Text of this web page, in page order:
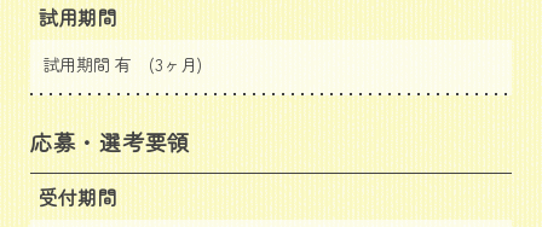
試用期間
試用期間 有 (3ヶ月)
応募・選考要領
受付期間